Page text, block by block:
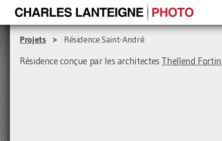
Projets> Résidence Saint-André
Résidence conçue par les architectes Thellend Fortin